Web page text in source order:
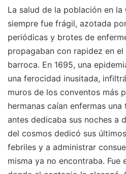
La salud de la población en
siempre fue frágil, azotada
periódicas y brotes de
propagaban con rapidez en
barroca. En 1695, una
una ferocidad inusitada,
muros de los conventos más
hermanas caían enfermas
antes dedicaba sus noches a
del cosmos dedicó sus
febriles y a administrar
misma ya no encontraba. Fue